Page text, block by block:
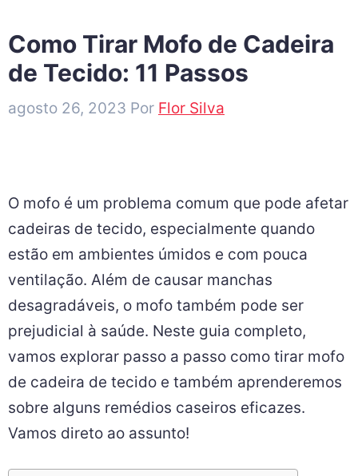
Como Tirar Mofo de Cadeira
de Tecido: 11 Passos
agosto 26, 2023 Por Flor Silva
O mofo é um problema comum que pode afetar
cadeiras de tecido, especialmente quando
estão em ambientes úmidos e com pouca
ventilação. Além de causar manchas
desagradáveis, o mofo também pode ser
prejudicial à saúde. Neste guia completo,
vamos explorar passo a passo como tirar mofo
de cadeira de tecido e também aprenderemos
sobre alguns remédios caseiros eficazes.
Vamos direto ao assunto!